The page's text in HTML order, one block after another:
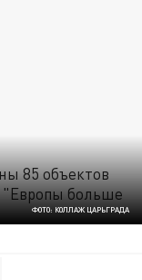
ФОТО: КОЛЛАЖ ЦАРЬГРАДА